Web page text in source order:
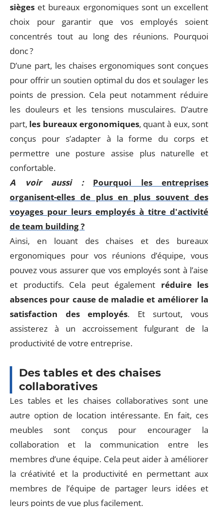
sièges et bureaux ergonomiques sont un excellent
choix pour garantir que vos employés soient
concentrés tout au long des réunions. Pourquoi
donc ?
D’une part, les chaises ergonomiques sont conçues
pour offrir un soutien optimal du dos et soulager les
points de pression. Cela peut notamment réduire
les douleurs et les tensions musculaires. D’autre
part, les bureaux ergonomiques, quant à eux, sont
conçus pour s’adapter à la forme du corps et
permettre une posture assise plus naturelle et
confortable.
A voir aussi :
Pourquoi les entreprises
organisent-elles de plus en plus souvent des
voyages pour leurs employés à titre d'activité
de team building ?
Ainsi, en louant des chaises et des bureaux
ergonomiques pour vos réunions d’équipe, vous
pouvez vous assurer que vos employés sont à l’aise
et productifs. Cela peut également réduire les
absences pour cause de maladie et améliorer la
satisfaction des employés. Et surtout, vous
assisterez à un accroissement fulgurant de la
productivité de votre entreprise.
Des tables et des chaises
collaboratives
Les tables et les chaises collaboratives sont une
autre option de location intéressante. En fait, ces
meubles sont conçus pour encourager la
collaboration et la communication entre les
membres d’une équipe. Cela peut aider à améliorer
la créativité et la productivité en permettant aux
membres de l’équipe de partager leurs idées et
leurs points de vue plus facilement.